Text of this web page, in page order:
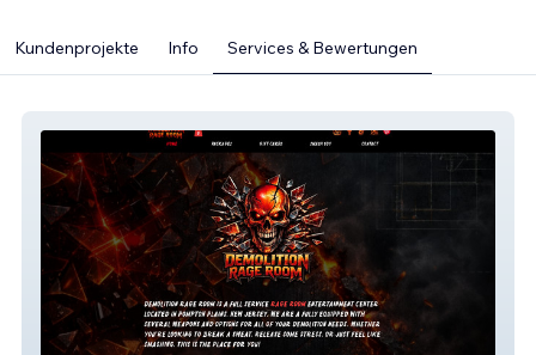
Kundenprojekte Info Services & Bewertungen